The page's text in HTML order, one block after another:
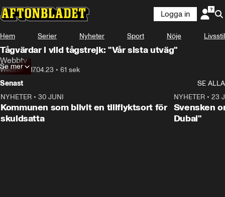
Logga in
Hem Serier Nyheter Sport Nöje Livsstil
Tågvärdar i vild tågstrejk: "Vår sista utväg"
Webbtv
Webbtv • 17.04.23 • 61 sek
Se mer
Senast
SE ALLA
NYHETER • 30 JUNI
Kommunen som blivit en tillflyktsort för
skuldsatta
NYHETER• 23
Svensken
Dubai"